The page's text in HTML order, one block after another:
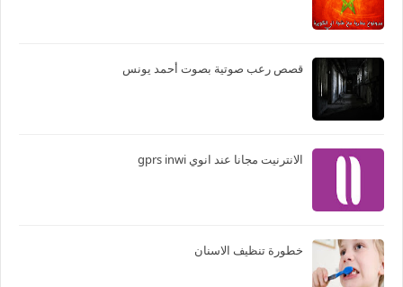
قصص رعب صوتية بصوت أحمد يونس
الانترنيت مجانا عند انوي gprs inwi
خطورة تنظيف الاسنان